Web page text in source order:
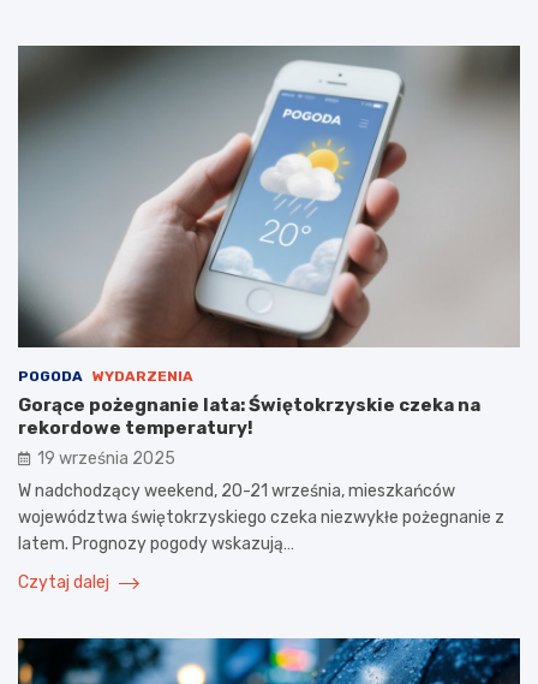
POGODA WYDARZENIA
Gorące pożegnanie lata: Świętokrzyskie czeka na
rekordowe temperatury!
19 września 2025
W nadchodzący weekend, 20-21 września, mieszkańców
województwa świętokrzyskiego czeka niezwykłe pożegnanie z
latem. Prognozy pogody wskazują…
Czytaj dalej